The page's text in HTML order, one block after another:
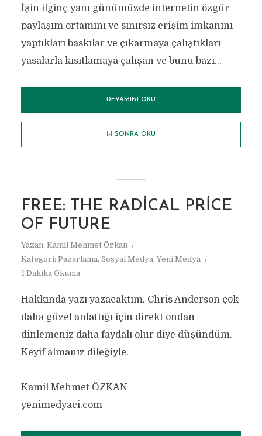
İşin ilginç yanı günümüzde internetin özgür
paylaşım ortamını ve sınırsız erişim imkanını
yaptıkları baskılar ve çıkarmaya çalıştıkları
yasalarla kısıtlamaya çalışan ve bunu bazı...
DEVAMINI OKU
SONRA OKU
FREE: THE RADICAL PRICE
OF FUTURE
Yazan: Kamil Mehmet Özkan
Kategori: Pazarlama, Sosyal Medya, Yeni Medya
1 Dakika Okuma
Hakkında yazı yazacaktım. Chris Anderson çok
daha güzel anlattığı için direkt ondan
dinlemeniz daha faydalı olur diye düşündüm.
Keyif almanız dileğiyle.
Kamil Mehmet ÖZKAN
yenimedyaci.com